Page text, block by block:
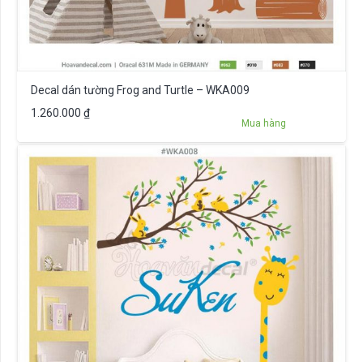
Decal dán tường Frog and Turtle – WKA009
1.260.000 ₫
Mua hàng